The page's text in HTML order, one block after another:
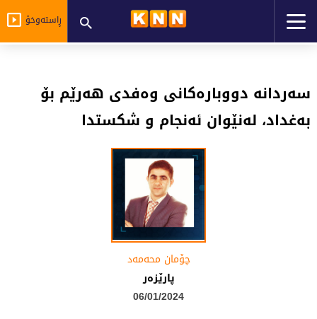
ڕاستەوخۆ
سەردانە دووبارەکانی وەفدی هەرێم بۆ
بەغداد، لەنێوان ئەنجام و شکستدا
چۆمان محه‌مه‌د
پارێزەر
06/01/2024